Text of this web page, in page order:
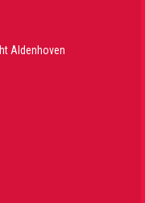
Aldenhoven